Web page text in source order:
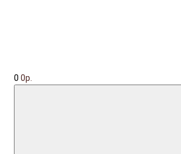
0 0р.